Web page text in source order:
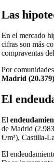
Las
En el mercado
cifras son más
compraventas
Por
Madrid (20.379)
El
El
de Madrid
€/m²), Castilla-
El